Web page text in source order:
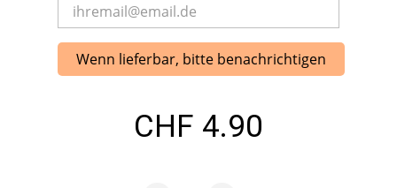
Wenn lieferbar, bitte benachrichtigen
CHF 4.90